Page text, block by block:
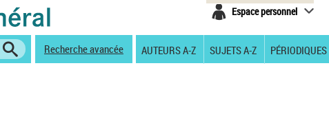
Espace personnel
Recherche avancée AUTEURS A-Z SUJETS A-Z PÉRIODIQUES